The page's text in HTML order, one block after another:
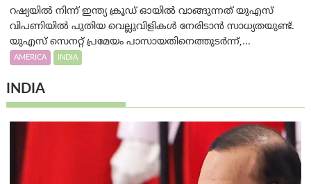
റഷ്യയിൽ നിന്ന് ഇന്ത്യ ക്രൂഡ് ഓയിൽ വാങ്ങുന്നത് യുഎസ്
വിപണിയിൽ പുതിയ വെല്ലുവിളികൾ നേരിടാൻ സാധ്യതയുണ്ട്.
യുഎസ് സെനറ്റ് പ്രമേയം പാസായതിനെത്തുടർന്ന്,...
AMERICA INDIA
INDIA